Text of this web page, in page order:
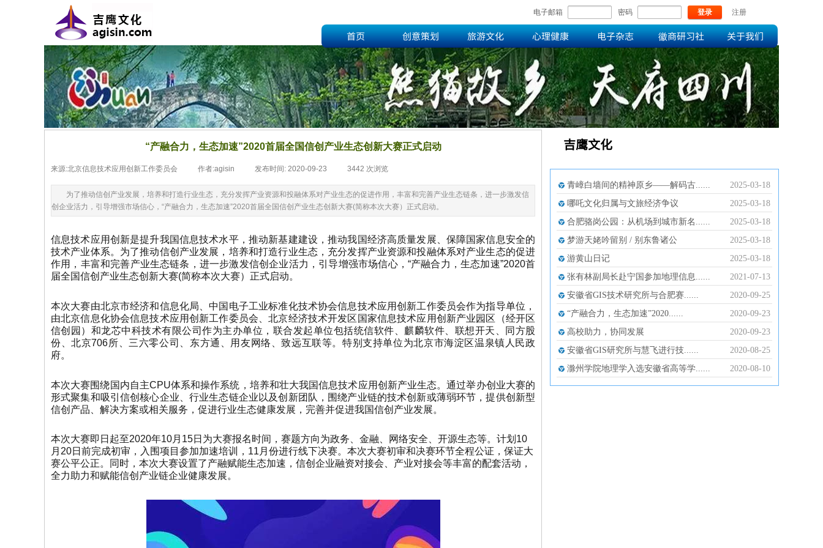
首页 创意策划 旅游文化 心理健康 电子杂志 徽商研习社 关于我们
电子邮箱 密码 登录 注册
“产融合力，生态加速”2020首届全国信创产业生态创新大赛正式启动
来源:北京信息技术应用创新工作委员会 作者:agisin 发布时间: 2020-09-23 3442 次浏览
为了推动信创产业发展，培养和打造行业生态，充分发挥产业资源和投融体系对产业生态的促进作用，丰富和完善产业生态链条，进一步激发信
创企业活力，引导增强市场信心，“产融合力，生态加速”2020首届全国信创产业生态创新大赛(简称本次大赛）正式启动。
信息技术应用创新是提升我国信息技术水平，推动新基建建设，推动我国经济高质量发展、保障国家信息安全的
技术产业体系。为了推动信创产业发展，培养和打造行业生态，充分发挥产业资源和投融体系对产业生态的促进
作用，丰富和完善产业生态链条，进一步激发信创企业活力，引导增强市场信心，“产融合力，生态加速”2020首
届全国信创产业生态创新大赛(简称本次大赛）正式启动。
本次大赛由北京市经济和信息化局、中国电子工业标准化技术协会信息技术应用创新工作委员会作为指导单位，
由北京信息化协会信息技术应用创新工作委员会、北京经济技术开发区国家信息技术应用创新产业园区（经开区
信创园）和龙芯中科技术有限公司作为主办单位，联合发起单位包括统信软件、麒麟软件、联想开天、同方股
份、北京706所、三六零公司、东方通、用友网络、致远互联等。特别支持单位为北京市海淀区温泉镇人民政
府。
本次大赛围绕国内自主CPU体系和操作系统，培养和壮大我国信息技术应用创新产业生态。通过举办创业大赛的
形式聚集和吸引信创核心企业、行业生态链企业以及创新团队，围绕产业链的技术创新或薄弱环节，提供创新型
信创产品、解决方案或相关服务，促进行业生态健康发展，完善并促进我国信创产业发展。
本次大赛即日起至2020年10月15日为大赛报名时间，赛题方向为政务、金融、网络安全、开源生态等。计划10
月20日前完成初审，入围项目参加加速培训，11月份进行线下决赛。本次大赛初审和决赛环节全程公证，保证大
赛公平公正。同时，本次大赛设置了产融赋能生态加速，信创企业融资对接会、产业对接会等丰富的配套活动，
全力助力和赋能信创产业链企业健康发展。
吉鹰文化
青嶂白墙间的精神原乡——解码古......
2025-03-18
哪吒文化归属与文旅经济争议
2025-03-18
合肥骆岗公园：从机场到城市新名......
2025-03-18
梦游天姥吟留别 / 别东鲁诸公
2025-03-18
游黄山日记
2025-03-18
张有林副局长赴宁国参加地理信息......
2021-07-13
安徽省GIS技术研究所与合肥赛......
2020-09-25
“产融合力，生态加速”2020......
2020-09-23
高校助力，协同发展
2020-09-23
安徽省GIS研究所与慧飞进行技......
2020-08-25
滁州学院地理学入选安徽省高等学......
2020-08-10